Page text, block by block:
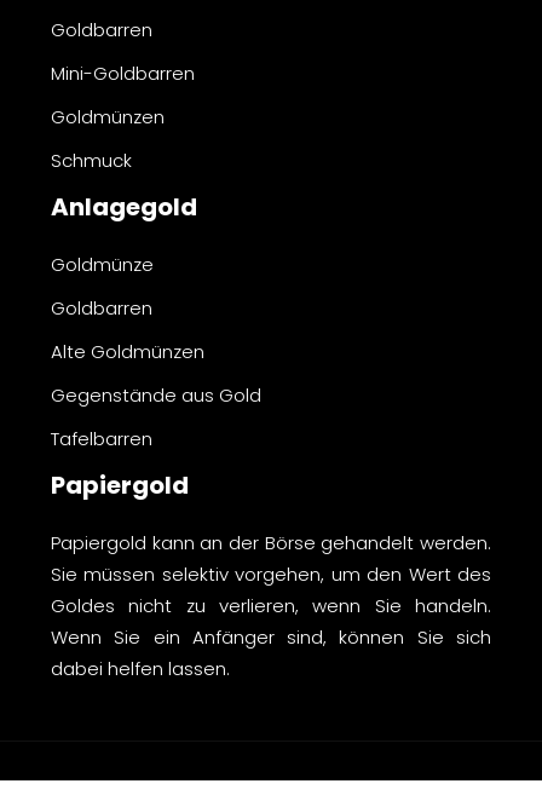
Goldbarren
Mini-Goldbarren
Goldmünzen
Schmuck
Anlagegold
Goldmünze
Goldbarren
Alte Goldmünzen
Gegenstände aus Gold
Tafelbarren
Papiergold
Papiergold kann an der Börse gehandelt werden.
Sie müssen selektiv vorgehen, um den Wert des
Goldes nicht zu verlieren, wenn Sie handeln.
Wenn Sie ein Anfänger sind, können Sie sich
dabei helfen lassen.
Der unverzichtbare Leitfaden für Investitionen